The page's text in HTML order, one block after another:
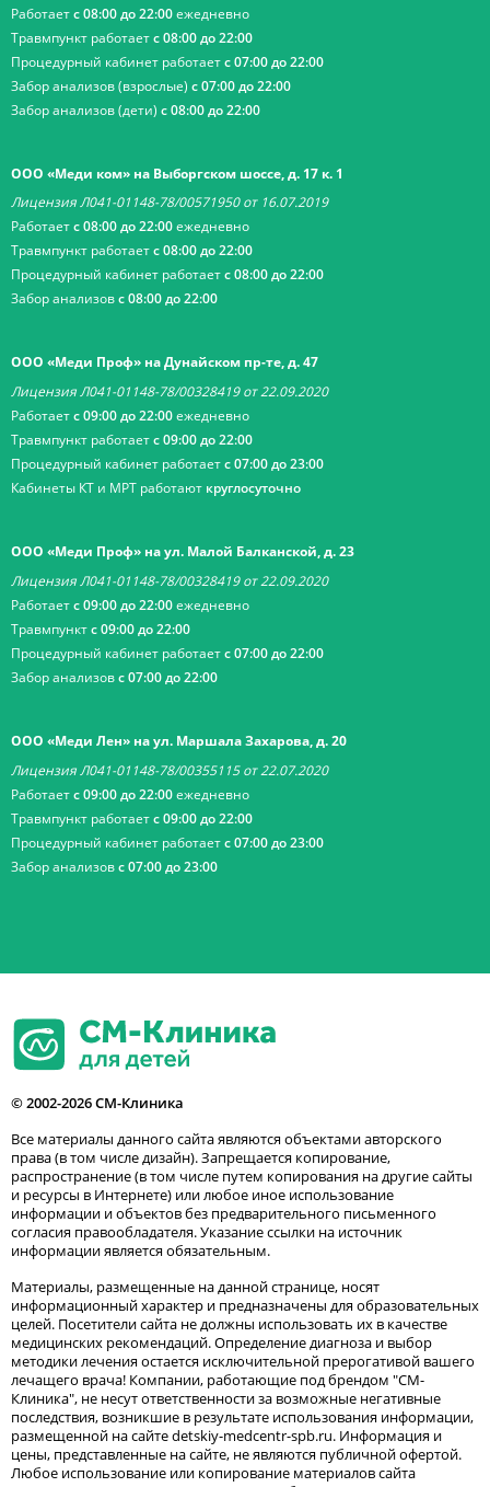
Работаетс 08:00 до 22:00ежедневно
Травмпункт работаетс 08:00 до 22:00
Процедурный кабинет работаетс 07:00 до 22:00
Забор анализов (взрослые) с 07:00 до 22:00
Забор анализов (дети) с 08:00 до 22:00
ООО «Меди ком» на Выборгском шоссе, д. 17 к. 1
Лицензия Л041-01148-78/00571950 от 16.07.2019
Работаетс 08:00 до 22:00ежедневно
Травмпункт работаетс 08:00 до 22:00
Процедурный кабинет работаетс 08:00 до 22:00
Забор анализовс 08:00 до 22:00
ООО «Меди Проф» на Дунайском пр-те, д. 47
Лицензия Л041-01148-78/00328419 от 22.09.2020
Работаетс 09:00 до 22:00ежедневно
Травмпункт работаетс 09:00 до 22:00
Процедурный кабинет работаетс 07:00 до 23:00
Кабинеты КТ и МРТ работают круглосуточно
ООО «Меди Проф» на ул. Малой Балканской, д. 23
Лицензия Л041-01148-78/00328419 от 22.09.2020
Работаетс 09:00 до 22:00ежедневно
Травмпунктс 09:00 до 22:00
Процедурный кабинет работаетс 07:00 до 22:00
Забор анализовс 07:00 до 22:00
ООО «Меди Лен» на ул. Маршала Захарова, д. 20
Лицензия Л041-01148-78/00355115 от 22.07.2020
Работаетс 09:00 до 22:00ежедневно
Травмпункт работаетс 09:00 до 22:00
Процедурный кабинет работаетс 07:00 до 23:00
Забор анализовс 07:00 до 23:00
© 2002-2026 СМ-Клиника
Все материалы данного сайта являются объектами авторского
права (в том числе дизайн). Запрещается копирование,
распространение (в том числе путем копирования на другие сайты
и ресурсы в Интернете) или любое иное использование
информации и объектов без предварительного письменного
согласия правообладателя. Указание ссылки на источник
информации является обязательным.
Материалы, размещенные на данной странице, носят
информационный характер и предназначены для образовательных
целей. Посетители сайта не должны использовать их в качестве
медицинских рекомендаций. Определение диагноза и выбор
методики лечения остается исключительной прерогативой вашего
лечащего врача! Компании, работающие под брендом "СМ-
Клиника", не несут ответственности за возможные негативные
последствия, возникшие в результате использования информации,
размещенной на сайте detskiy-medcentr-spb.ru. Информация и
цены, представленные на сайте, не являются публичной офертой.
Любое использование или копирование материалов сайта